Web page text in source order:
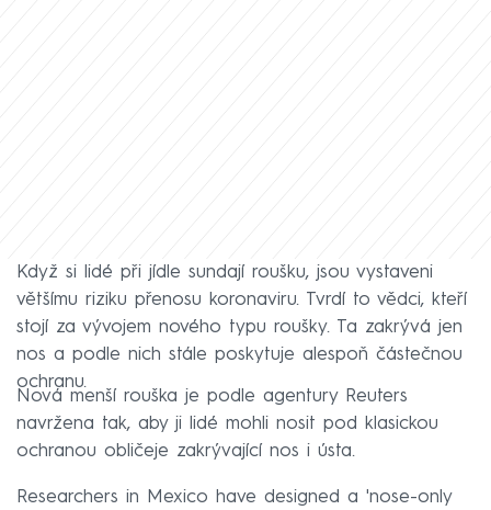
Když si lidé při jídle sundají roušku, jsou vystaveni
většímu riziku přenosu koronaviru. Tvrdí to vědci, kteří
stojí za vývojem nového typu roušky. Ta zakrývá jen
nos a podle nich stále poskytuje alespoň částečnou
ochranu.
Nová menší rouška je podle agentury Reuters
navržena tak, aby ji lidé mohli nosit pod klasickou
ochranou obličeje zakrývající nos i ústa.
Researchers in Mexico have designed a 'nose-only